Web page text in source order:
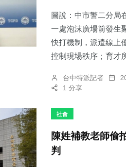
圖說：中市警二分局
一處泡沫廣場前發生
快打機制，派遣線上
控制現場秩序；育才
台中特派記者
1 分享
社會
陳姓補教老師偷
判